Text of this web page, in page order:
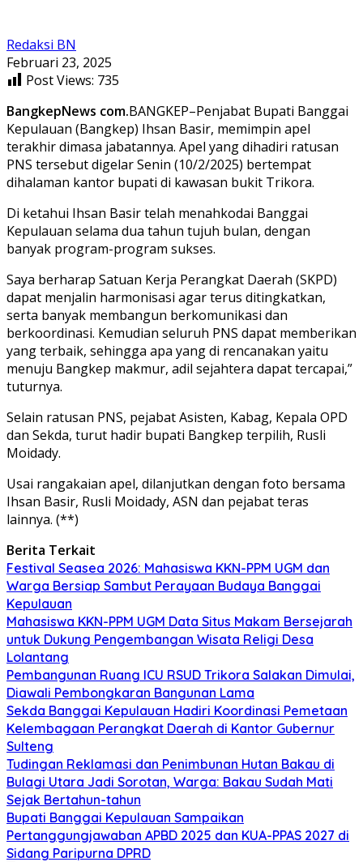
Redaksi BN
Februari 23, 2025
Post Views: 735
BangkepNews com.BANGKEP–Penjabat Bupati Banggai
Kepulauan (Bangkep) Ihsan Basir, memimpin apel
terakhir dimasa jabatannya. Apel yang dihadiri ratusan
PNS tersebut digelar Senin (10/2/2025) bertempat
dihalaman kantor bupati di kawasan bukit Trikora.
Di ketahui Ihsan Basir telah menahkodai Banggai
Kepulauan selama dua tahun tujuh bulan, dengan
banyak program-program sukses.
Saya berharap Satuan Kerja Perangkat Daerah (SKPD)
dapat menjalin harmonisasi agar terus ditingkatkan,
serta banyak membangun berkomunikasi dan
berkoordinasi. Kemudian seluruh PNS dapat memberikan
yang terbaik, sehingga apa yang di rencanakan yaitu
menuju Bangkep makmur, adil sejahtera dapat tercapai,”
tuturnya.
Selain ratusan PNS, pejabat Asisten, Kabag, Kepala OPD
dan Sekda, turut hadir bupati Bangkep terpilih, Rusli
Moidady.
Usai rangakaian apel, dilanjutkan dengan foto bersama
Ihsan Basir, Rusli Moidady, ASN dan pejabat teras
lainnya. (**)
Berita Terkait
Festival Seasea 2026: Mahasiswa KKN-PPM UGM dan
Warga Bersiap Sambut Perayaan Budaya Banggai
Kepulauan
Mahasiswa KKN-PPM UGM Data Situs Makam Bersejarah
untuk Dukung Pengembangan Wisata Religi Desa
Lolantang
Pembangunan Ruang ICU RSUD Trikora Salakan Dimulai,
Diawali Pembongkaran Bangunan Lama
Sekda Banggai Kepulauan Hadiri Koordinasi Pemetaan
Kelembagaan Perangkat Daerah di Kantor Gubernur
Sulteng
Tudingan Reklamasi dan Penimbunan Hutan Bakau di
Bulagi Utara Jadi Sorotan, Warga: Bakau Sudah Mati
Sejak Bertahun-tahun
Bupati Banggai Kepulauan Sampaikan
Pertanggungjawaban APBD 2025 dan KUA-PPAS 2027 di
Sidang Paripurna DPRD